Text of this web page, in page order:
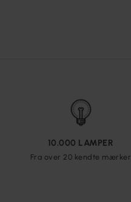
10.000 LAMPER
Fra over 20 kendte mærker